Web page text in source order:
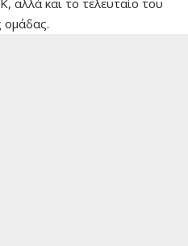
αλλά και το τελευταίο του